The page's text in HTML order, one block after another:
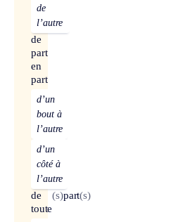
de
l’autre
de
part
en
part
d’un
bout à
l’autre
d’un
côté à
l’autre
de
toute
(s)part(s)